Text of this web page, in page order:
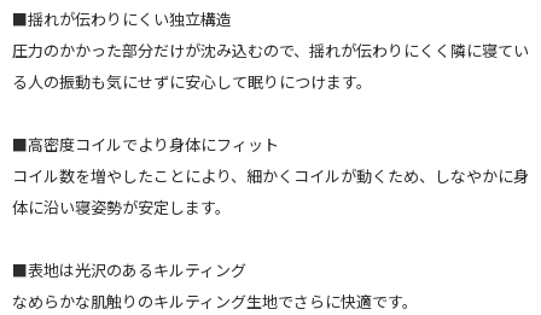
■揺れが伝わりにくい独立構造
圧力のかかった部分だけが沈み込むので、揺れが伝わりにくく隣に寝てい
る人の振動も気にせずに安心して眠りにつけます。
■高密度コイルでより身体にフィット
コイル数を増やしたことにより、細かくコイルが動くため、しなやかに身
体に沿い寝姿勢が安定します。
■表地は光沢のあるキルティング
なめらかな肌触りのキルティング生地でさらに快適です。